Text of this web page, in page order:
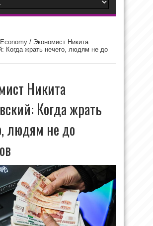
Economy / Экономист Никита
Когда жрать нечего, людям не до
Никита
Когда жрать
людям не до